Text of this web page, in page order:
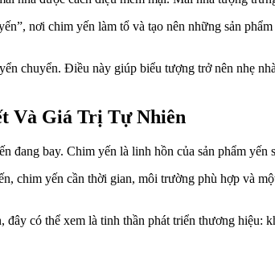
nơi chim yến làm tổ và tạo nên những sản
chuyển. Điều này giúp biểu tượng trở nên nhẹ
Và Giá Trị Tự Nhiên
bay. Chim yến là linh hồn của sản phẩm yến
chim yến cần thời gian, môi trường phù hợp và
có thể xem là tinh thần phát triển thương